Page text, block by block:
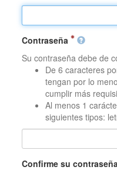
Contraseña
Su contraseña debe de
De 6 caracteres
tengan por lo
cumplir más
Al menos 1
siguientes tipos:
Confirme su